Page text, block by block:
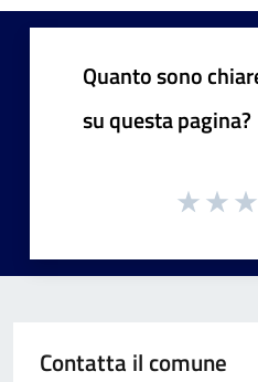
Quanto sono
su questa pagina?
Contatta il comune